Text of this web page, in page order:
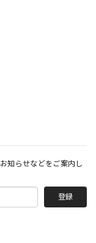
知らせなどをご案内し
登録